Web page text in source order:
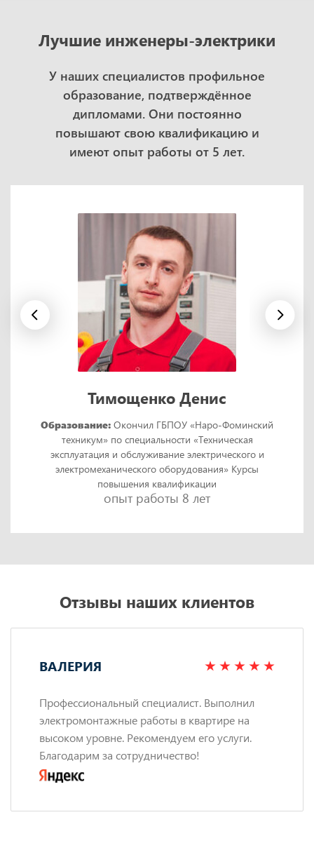
Лучшие инженеры-электрики
У наших специалистов профильное
образование, подтверждённое
дипломами. Они постоянно
повышают свою квалификацию и
имеют опыт работы от 5 лет.
Тимощенко Денис
Образование: Окончил ГБПОУ «Наро-Фоминский
техникум» по специальности «Техническая
эксплуатация и обслуживание электрического и
электромеханического оборудования» Курсы
повышения квалификации
опыт работы 8 лет
Отзывы наших клиентов
ВАЛЕРИЯ
Профессиональный специалист. Выполнил
электромонтажные работы в квартире на
высоком уровне. Рекомендуем его услуги.
Благодарим за сотрудничество!